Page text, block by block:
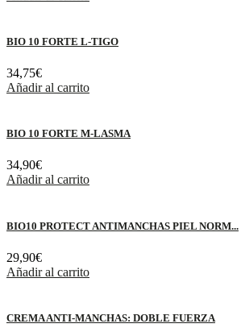
BIO 10 FORTE L-TIGO
34,75€
Añadir al carrito
BIO 10 FORTE M-LASMA
34,90€
Añadir al carrito
BIO10 PROTECT ANTIMANCHAS PIEL NORM...
29,90€
Añadir al carrito
CREMA ANTI-MANCHAS: DOBLE FUERZA